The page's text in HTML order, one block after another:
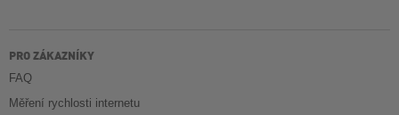
PRO ZÁKAZNÍKY
FAQ
Měření rychlosti internetu